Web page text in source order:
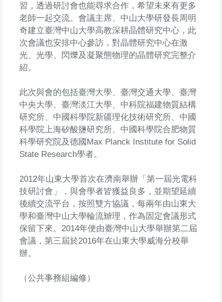
習，透過研討會也能尋求合作，希望未來有更多
老師一起交流。會議主席、中山大學研發長周明
奇建立臺灣中山大學高教深耕晶體研究中心，此
次會議也安排中心參訪，對晶體研究中心在激
光、光學、閃爍及凝聚態物理的晶體研究完整介
紹。
此次與會的包括臺灣大學、臺灣交通大學、臺灣
中央大學、臺灣淡江大學、中科院福建物質結構
研究所、中國科學院新疆理化技術研究所、中國
科學院上海矽酸鹽研究所、中國科學院合肥物質
科學研究院及德國Max Planck Institute for Solid
State Research學者。
2012年山東大學首次在濟南舉辦「第一屆光電科
技研討會」，與會學者皆獲益良多，並期望延續
後續交流平台，按照雙方協議，每兩年由山東大
學和臺灣中山大學輪流辧理，作為固定會議形式
保留下來。2014年便由臺灣中山大學舉辦第二屆
會議，第三屆於2016年在山東大學威海分校舉
辦。
（公共事務組編修）